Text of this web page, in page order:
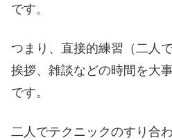
です。
つまり、直接的練習（二人
挨拶、雑談などの時間を大
です。
二人でテクニックのすり合